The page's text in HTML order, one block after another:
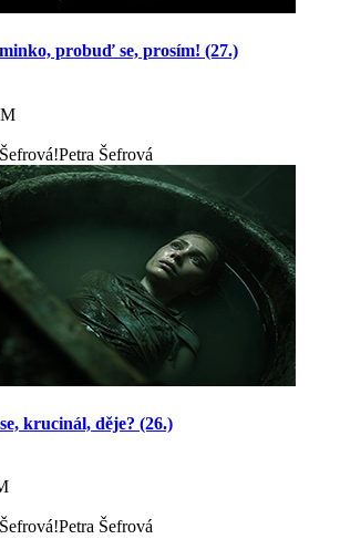
probuď se, prosím! (27.)
Petra Šefrová
krucinál, děje? (26.)
Petra Šefrová